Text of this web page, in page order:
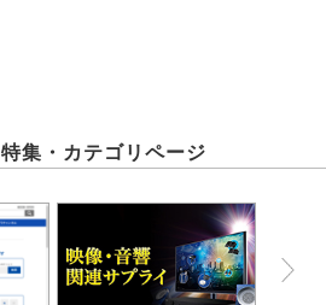
集・カテゴリページ